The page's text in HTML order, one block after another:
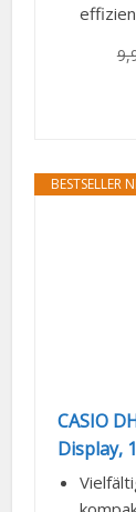
BESTSELLER
CASIO
Display,